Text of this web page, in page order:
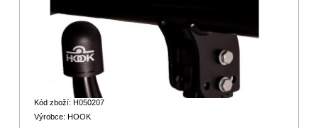
Kód zboží: H050207
Výrobce: HOOK